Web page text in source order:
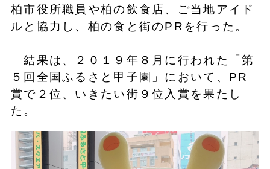
柏市役所職員や柏の飲食店、ご当地アイド
ルと協力し、柏の食と街のPRを行った。
結果は、２０１９年８月に行われた「第
５回全国ふるさと甲子園」において、PR
賞で２位、いきたい街９位入賞を果たし
た。